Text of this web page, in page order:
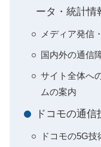
ータ・統計情
メディア発信
国内外の通信
サイト全体へ
ムの案内
ドコモの通
ドコモの5G